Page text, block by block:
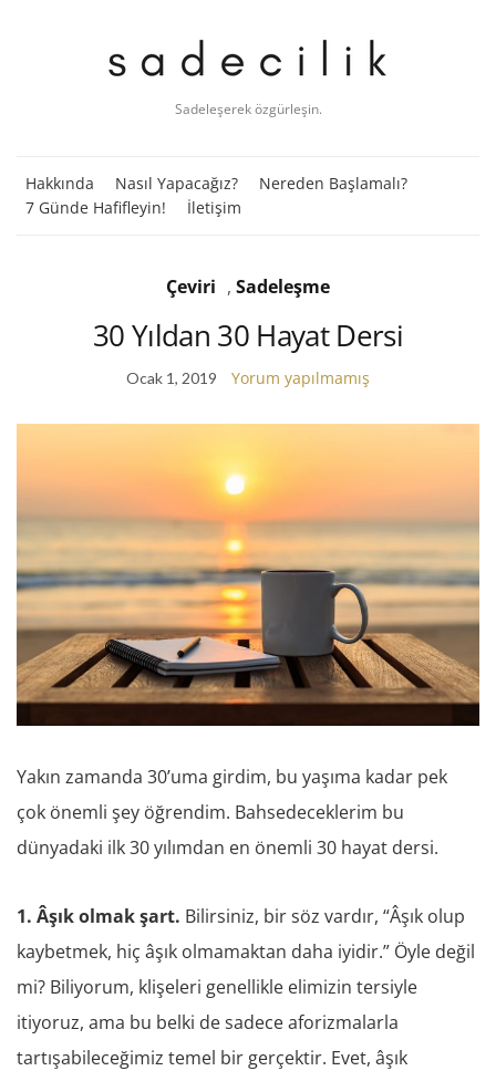
Sadeleşerek özgürleşin.
Hakkında Nasıl Yapacağız?
Nereden Başlamalı?
7 Günde Hafifleyin!
İletişim
Çeviri , Sadeleşme
30 Yıldan 30 Hayat Dersi
Ocak 1, 2019 Yorum yapılmamış
Yakın zamanda 30’uma girdim, bu yaşıma kadar pek
çok önemli şey öğrendim. Bahsedeceklerim bu
dünyadaki ilk 30 yılımdan en önemli 30 hayat dersi.
1. Âşık olmak şart. Bilirsiniz, bir söz vardır, “Âşık olup
kaybetmek, hiç âşık olmamaktan daha iyidir.” Öyle değil
mi? Biliyorum, klişeleri genellikle elimizin tersiyle
itiyoruz, ama bu belki de sadece aforizmalarla
tartışabileceğimiz temel bir gerçektir. Evet, âşık